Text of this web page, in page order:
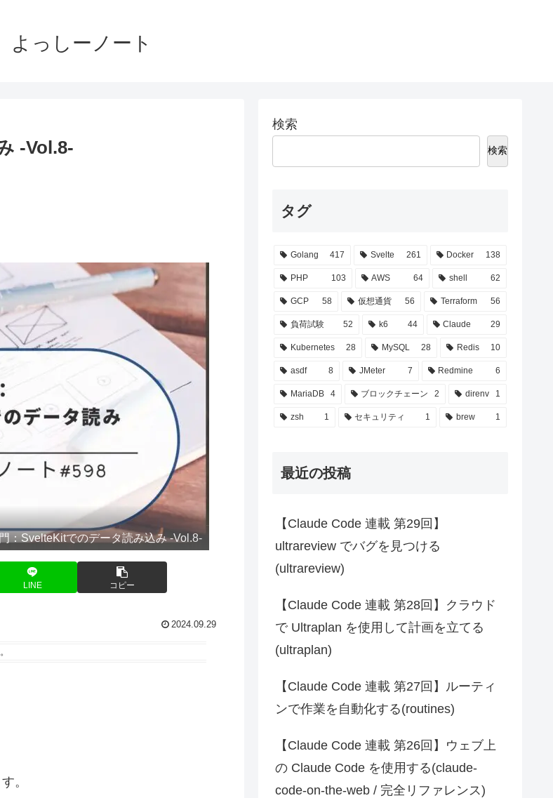
よっしーノート
-Vol.8-
：SvelteKitでのデータ読み込み -Vol.8-
LINE コピー
2024.09.29
。
検索
検索
タグ
Golang 417 Svelte 261 Docker 138
PHP 103 AWS 64 shell 62
GCP 58 仮想通貨 56 Terraform 56
負荷試験 52 k6 44 Claude 29
Kubernetes 28 MySQL 28 Redis 10
asdf 8 JMeter 7 Redmine 6
MariaDB 4 ブロックチェーン 2 direnv 1
zsh 1 セキュリティ 1 brew 1
最近の投稿
【Claude Code 連載 第29回】
ultrareview でバグを見つける
(ultrareview)
【Claude Code 連載 第28回】クラウド
で Ultraplan を使用して計画を立てる
(ultraplan)
【Claude Code 連載 第27回】ルーティ
ンで作業を自動化する(routines)
【Claude Code 連載 第26回】ウェブ上
の Claude Code を使用する(claude-
code-on-the-web / 完全リファレンス)